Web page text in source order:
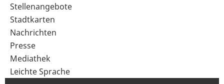
im
Fußbereich
Stellenangebote
Stadtkarten
Nachrichten
Presse
Mediathek
Leichte Sprache